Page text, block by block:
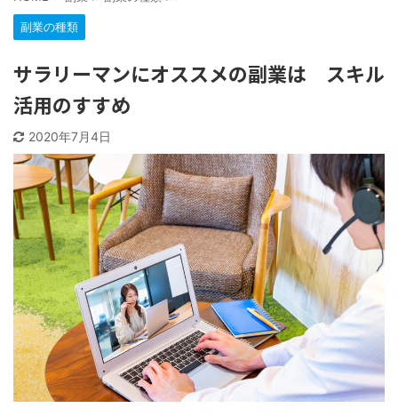
副業の種類
サラリーマンにオススメの副業は スキル
活用のすすめ
2020年7月4日